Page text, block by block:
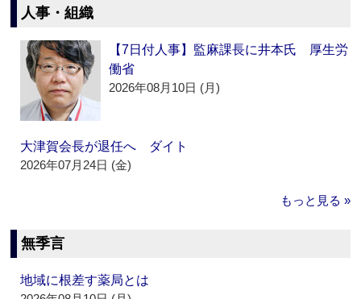
人事・組織
【7日付人事】監麻課長に井本氏 厚生労
働省
2026年08月10日 (月)
大津賀会長が退任へ ダイト
2026年07月24日 (金)
もっと見る »
無季言
地域に根差す薬局とは